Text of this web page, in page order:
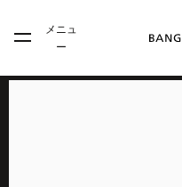
Skip to main footer
メニュ
ー